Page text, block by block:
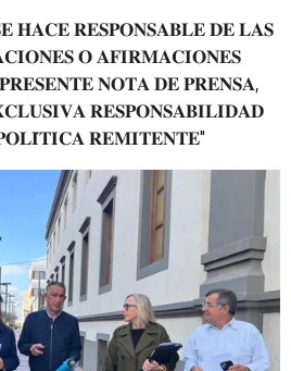
𝐇𝐀𝐂𝐄 𝐑𝐄𝐒𝐏𝐎𝐍𝐒𝐀𝐁𝐋𝐄 𝐃𝐄 𝐋𝐀𝐒
𝐎 𝐀𝐅𝐈𝐑𝐌𝐀𝐂𝐈𝐎𝐍𝐄𝐒
𝐍𝐎𝐓𝐀 𝐃𝐄 𝐏𝐑𝐄𝐍𝐒𝐀,
𝐑𝐄𝐒𝐏𝐎𝐍𝐒𝐀𝐁𝐈𝐋𝐈𝐃𝐀𝐃
𝐑𝐄𝐌𝐈𝐓𝐄𝐍𝐓𝐄"